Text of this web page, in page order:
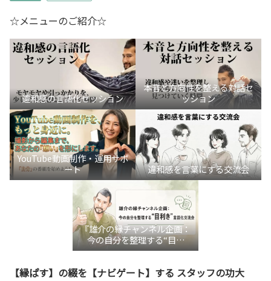
☆メニューのご紹介☆
違和感の言語化セッション
本音と方向性を整える対話セ
ッション
YouTube動画制作・運用サポ
ート
違和感を言葉にする交流会
『雄介の縁チャンネル企画：
今の自分を整理する“目利
き”言語化交流会』
【縁ぱす】の綴を【ナビゲート】する スタッフの功大